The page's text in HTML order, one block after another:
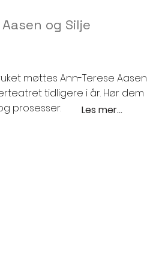
og Silje
møttes Ann-Terese Aasen
tidligere i år. Hør dem
prosesser.
Les mer...